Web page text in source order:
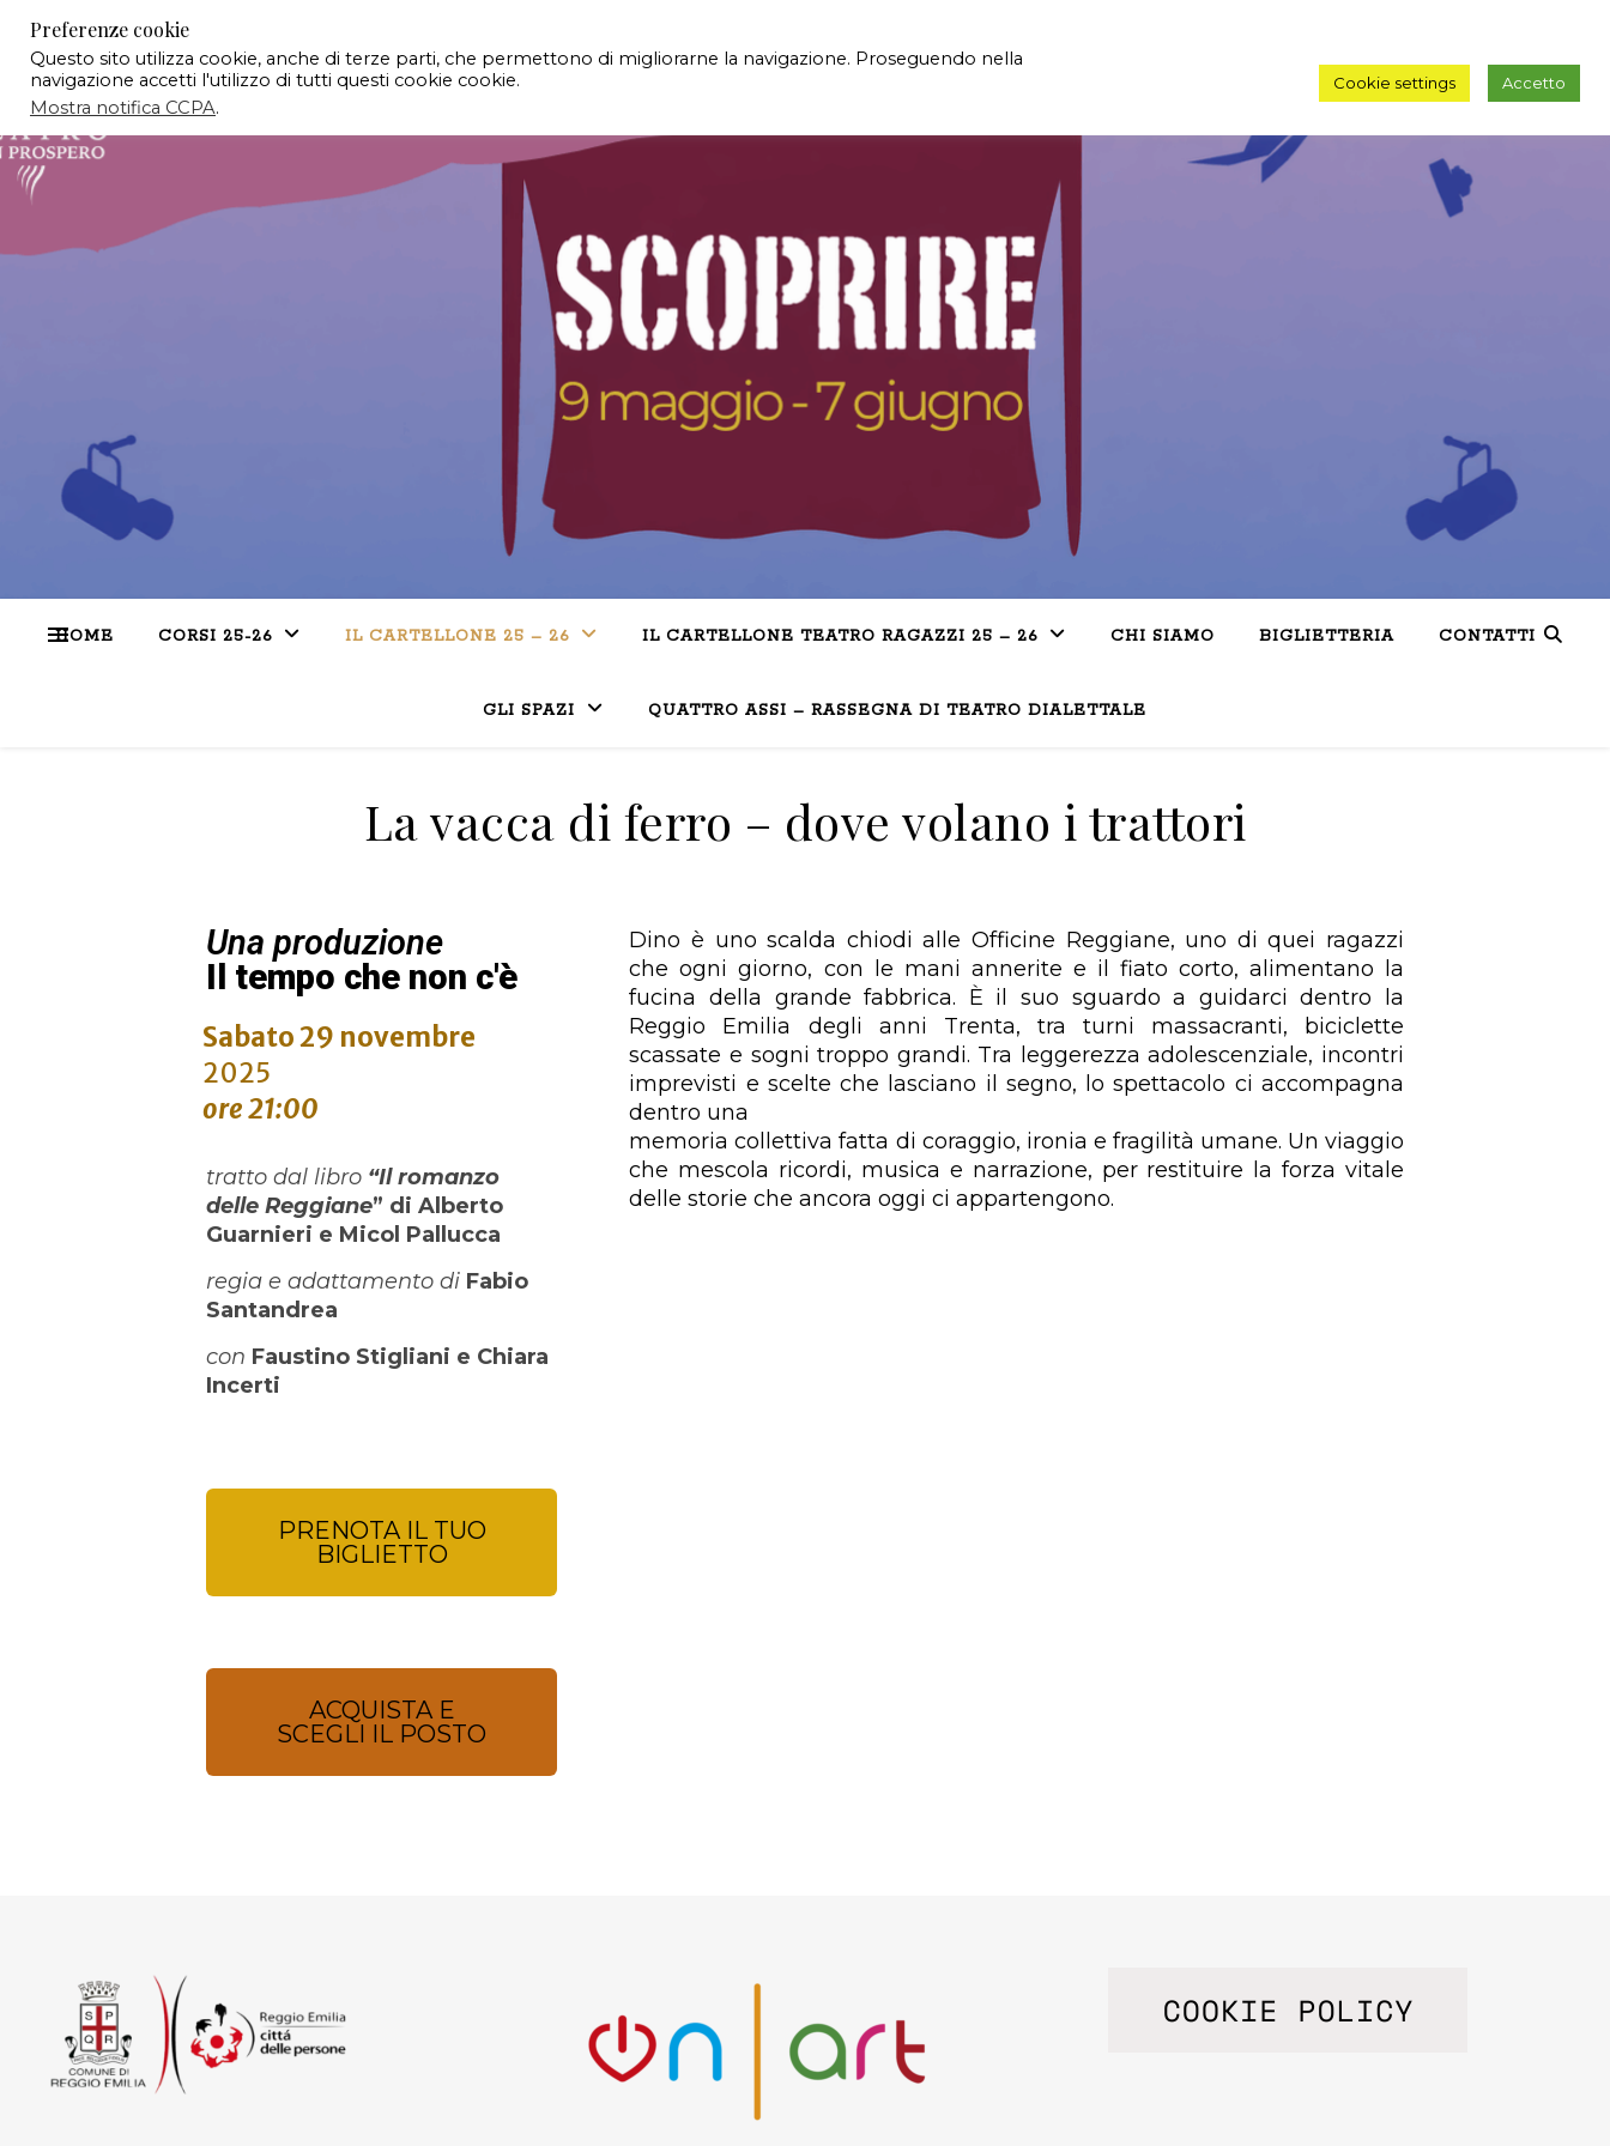
HOME CORSI 25-26 IL CARTELLONE 25 – 26 IL CARTELLONE TEATRO RAGAZZI 25 – 26 CHI SIAMO BIGLIETTERIA CONTATTI
GLI SPAZI QUATTRO ASSI – RASSEGNA DI TEATRO DIALETTALE
La vacca di ferro – dove volano i trattori
Una produzione
Il tempo che non c'è
Sabato 29 novembre
2025
ore 21:00
tratto dal libro “Il romanzo
delle Reggiane” di Alberto
Guarnieri e Micol Pallucca
regia e adattamento di Fabio
Santandrea
con Faustino Stigliani e Chiara
Incerti
PRENOTA IL TUO
BIGLIETTO
ACQUISTA E
SCEGLI IL POSTO
Dino è unoscalda chiodi alle Officine Reggiane, uno di quei ragazzi
che ogni giorno, con le mani annerite e il fiato corto, alimentano la
fucina della grande fabbrica. È il suo sguardo a guidarci dentro la
Reggio
Emilia degli anni Trenta, tra turni massacranti, biciclette
scassate e sogni troppo grandi. Tra leggerezza adolescenziale, incontri
imprevisti e scelte che lasciano il segno, lo spettacolo ci accompagna
dentro una
memoria collettiva fatta di coraggio, ironia e fragilità umane. Un viaggio
che mescola ricordi, musica e narrazione, per restituire la forza vitale
delle storie che ancora oggi ci appartengono.
Preferenze cookie
Questo sito utilizza cookie, anche di terze parti, che permettono di migliorarne la navigazione. Proseguendo nella
navigazione accetti l'utilizzo di tutti questi cookie cookie.
Mostra notifica CCPA.
Cookie settings Accetto